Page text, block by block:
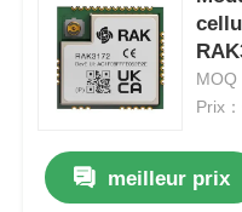
MOQ
Prix
meilleur prix